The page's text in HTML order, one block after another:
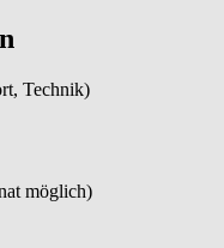
Technik)
möglich)